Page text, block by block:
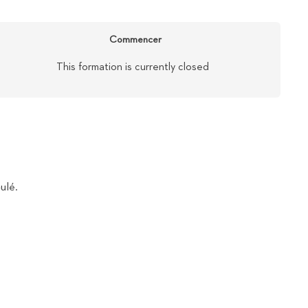
Commencer
This formation is currently closed